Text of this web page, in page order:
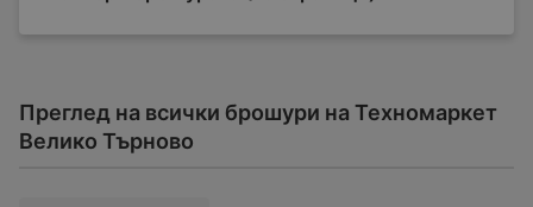
Преглед на всички брошури на Техномаркет
Велико Търново